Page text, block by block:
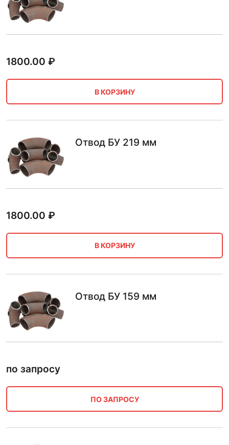
1800.00 ₽
В КОРЗИНУ
Отвод БУ 219 мм
1800.00 ₽
В КОРЗИНУ
Отвод БУ 159 мм
по запросу
ПО ЗАПРОСУ